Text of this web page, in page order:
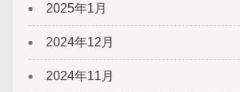
2025年1月
2024年12月
2024年11月